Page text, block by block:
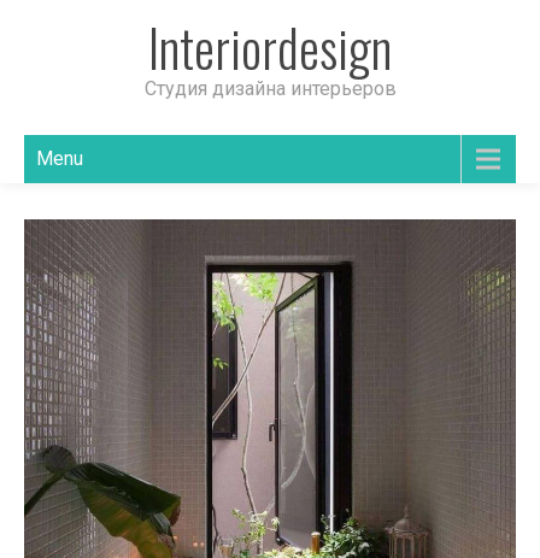
Interiordesign
Студия дизайна интерьеров
Menu